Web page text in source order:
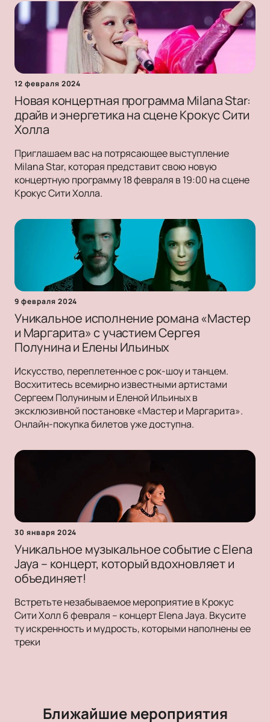
12 февраля 2024
Новая концертная программа Milana Star:
драйв и энергетика на сцене Крокус Сити
Холла
Приглашаем вас на потрясающее выступление
Milana Star, которая представит свою новую
концертную программу 18 февраля в 19:00 на сцене
Крокус Сити Холла.
9 февраля 2024
Уникальное исполнение романа «Мастер
и Маргарита» с участием Сергея
Полунина и Елены Ильиных
Искусство, переплетенное с рок-шоу и танцем.
Восхититесь всемирно известными артистами
Сергеем Полуниным и Еленой Ильиных в
эксклюзивной постановке «Мастер и Маргарита».
Онлайн-покупка билетов уже доступна.
30 января 2024
Уникальное музыкальное событие с Elena
Jaya – концерт, который вдохновляет и
объединяет!
Встретьте незабываемое мероприятие в Крокус
Сити Холл 6 февраля – концерт Elena Jaya. Вкусите
ту искренность и мудрость, которыми наполнены ее
треки
Ближайшие мероприятия